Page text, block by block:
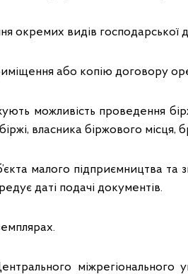
окремих видів господарської
або копію договору
можливість проведення
власника біржового місця,
малого підприємництва та
даті подачі документів.
міжрегіонального